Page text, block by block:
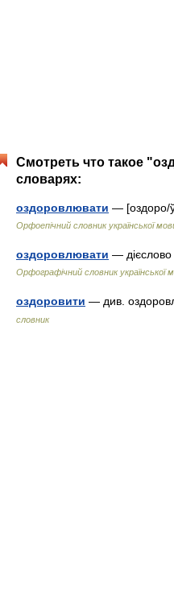
Смотреть что такое
словарях:
оздоровлювати — [оздоро/
Орфоепічний словник української
оздоровлювати —
Орфографічний словник української
оздоровити — див.
словник